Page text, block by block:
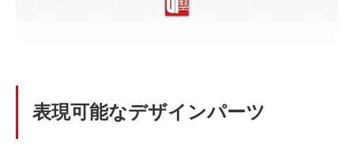
表現可能なデザインパーツ